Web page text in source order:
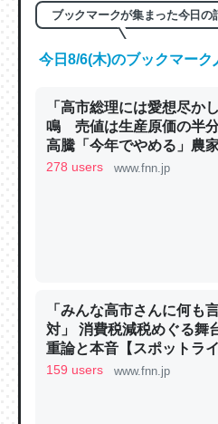
これは良記事。32768トー
の伏線」は回収されないけ
やすく強くなりそう
昆虫ってカルシウム少な
─ニュース :: 【研究発表】昆虫
論文では「淡水はカルシウ
は」とあって面白い。海
ブックマークが集まった今日の
今日8/6(木)のブックマーク
「高市総理には愛想尽か
鳴 売値は生産原価の半
高騰「今年でやめる」農
ン
278 users www.fnn.jp
「みんな高市さんに何も
対」 消費税減税めぐる
重論と本音【スポットラ
イン
159 users www.fnn.jp